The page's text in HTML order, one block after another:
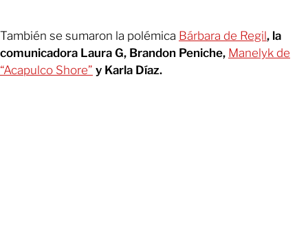
También se sumaron la polémica Bárbara de Regil, la
comunicadora Laura G, Brandon Peniche, Manelyk de
“Acapulco Shore” y Karla Díaz.